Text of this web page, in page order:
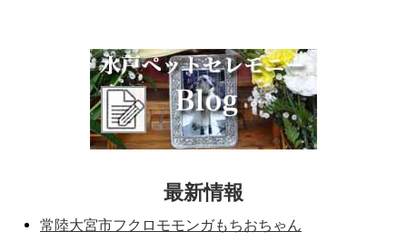
最新情報
常陸大宮市フクロモモンガもちおちゃん